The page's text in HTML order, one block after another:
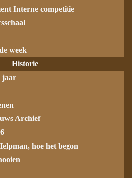
Interne competitie
week
Historie
jaar
Archief
hoe het begon